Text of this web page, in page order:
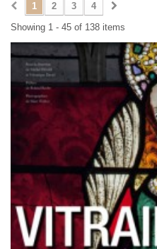
1 2 3
4
Showing 1 - 45 of 138 items